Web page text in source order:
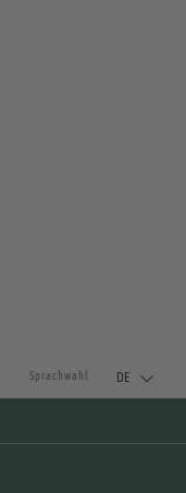
Sprachwahl DE